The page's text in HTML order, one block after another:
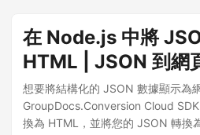
在 Node.js 中將
HTML | JSON 到網
想要將結構化的 JSON 數據顯示為
GroupDocs.Conversion Cloud
換為 HTML，並將您的 JSON 轉換